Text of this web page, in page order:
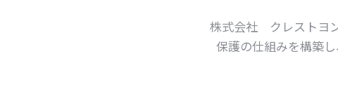
株式会社 クレストヨ
保護の仕組みを構築